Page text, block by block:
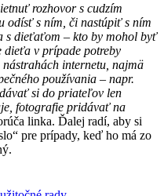
rozhovor s cudzím
odísť s ním, či nastúpiť s ním
s dieťaťom – kto by mohol byť
dieťa v prípade potreby
internetu, najmä
používania – napr.
si do priateľov len
fotografie pridávať na
linka. Ďalej radí, aby si
pre prípady, keď ho má zo